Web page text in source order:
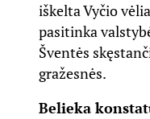
iškelta Vyčio
pasitinka
Šventės
gražesnės.
Belieka